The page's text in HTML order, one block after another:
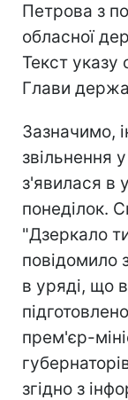
Петрова з
обласної
Текст указу
Глави
Зазначимо,
звільнення
з'явилася в
понеділок.
"Дзеркало
повідомило
в уряді, що в
прем'єр-
згідно з